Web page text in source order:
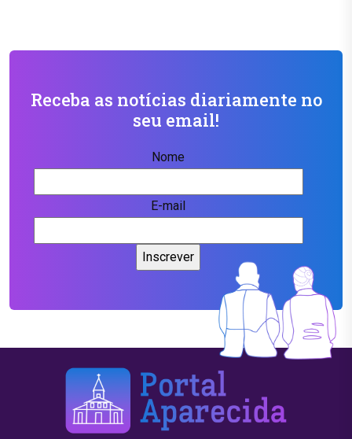
Receba as notícias diariamente no
seu email!
Nome
E-mail